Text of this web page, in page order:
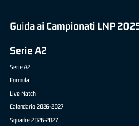
Guida ai Campionati LNP
Serie A2
Serie A2
Formula
Live Match
Calendario 2026-2027
Squadre 2026-2027